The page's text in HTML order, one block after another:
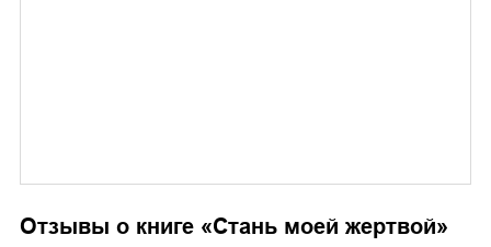
Отзывы о книге «Стань моей жертвой»